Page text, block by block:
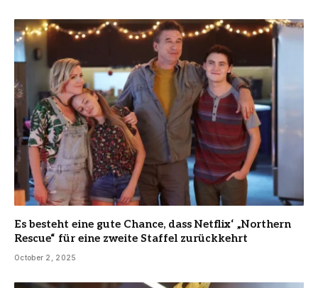
Es besteht eine gute Chance, dass Netflix‘ „Northern
Rescue“ für eine zweite Staffel zurückkehrt
October 2, 2025